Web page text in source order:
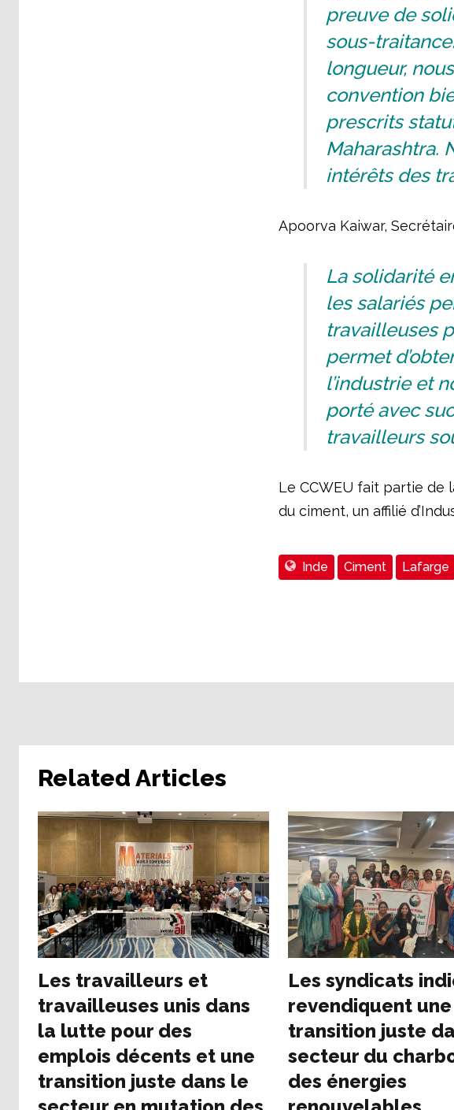
preuve de
sous-
longueur,
convention
prescrits
Maharashtra.
intérêts des
Apoorva Kaiwar,
La solidarité
les salariés
travailleuses
permet
l’industrie et
porté avec
travailleurs
Le CCWEU fait partie de
du ciment, un affilié
Inde Ciment Lafarge
Related Articles
Les travailleurs et
travailleuses unis dans
la lutte pour des
emplois décents et une
transition juste dans le
Les syndicats
revendiquent une
transition juste
secteur du
des énergies